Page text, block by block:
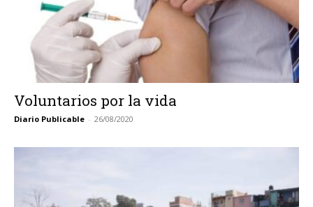
Voluntarios por la vida
Diario Publicable - 26/08/2020